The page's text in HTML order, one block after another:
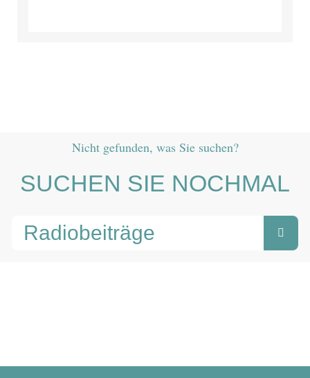
Nicht gefunden, was Sie suchen?
SUCHEN SIE NOCHMAL